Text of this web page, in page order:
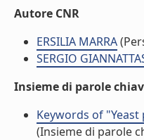
Autore CNR
ERSILIA MARRA
SERGIO
Insieme di parole
Keywords of
(Insieme di parole